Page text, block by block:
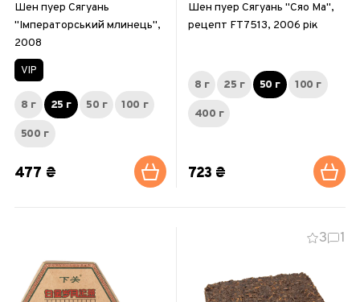
Шен пуер Сягуань
"Імператорський млинець",
2008
VIP
8 г 25 г 50 г 100 г
500 г
477 ₴
Шен пуер Сягуань "Сяо Ма",
рецепт FT7513, 2006 рік
8 г 25 г 50 г 100 г
400 г
723 ₴
3 1